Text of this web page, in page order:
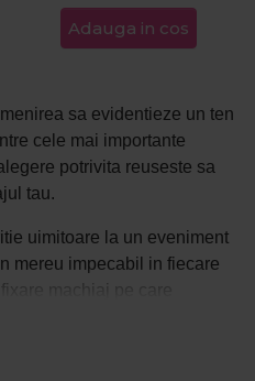
Adauga in cos
sa evidentieze un ten
cele mai importante
potrivita reuseste sa
tau.
uimitoare la un eveniment
mereu impecabil in fiecare
machiaj pe care
Gasesti un raport bun